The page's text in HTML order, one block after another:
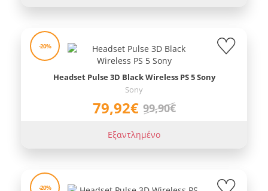
-20%
Headset Pulse 3D Black Wireless PS 5 Sony
Sony
79,92€ 99,90€
Εξαντλημένο
-20%